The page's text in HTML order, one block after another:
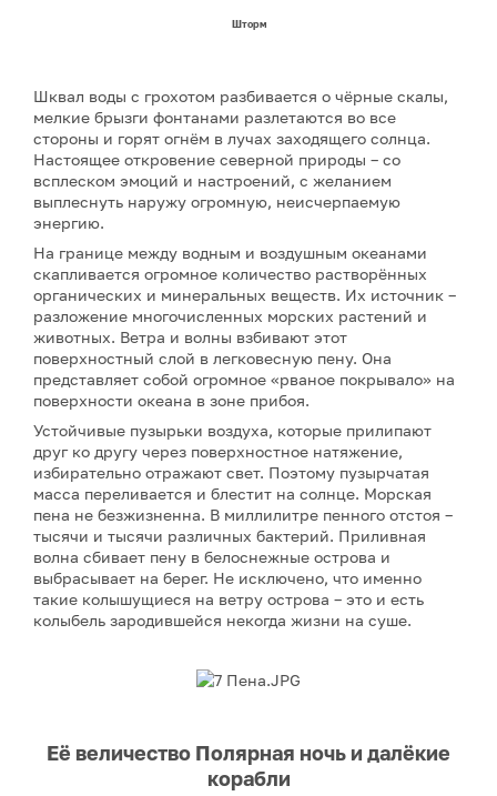
Шторм
Шквал воды с грохотом разбивается о чёрные скалы,
мелкие брызги фонтанами разлетаются во все
стороны и горят огнём в лучах заходящего солнца.
Настоящее откровение северной природы – со
всплеском эмоций и настроений, с желанием
выплеснуть наружу огромную, неисчерпаемую
энергию.
На границе между водным и воздушным океанами
скапливается огромное количество растворённых
органических и минеральных веществ. Их источник –
разложение многочисленных морских растений и
животных. Ветра и волны взбивают этот
поверхностный слой в легковесную пену. Она
представляет собой огромное «рваное покрывало» на
поверхности океана в зоне прибоя.
Устойчивые пузырьки воздуха, которые прилипают
друг ко другу через поверхностное натяжение,
избирательно отражают свет. Поэтому пузырчатая
масса переливается и блестит на солнце. Морская
пена не безжизненна. В миллилитре пенного отстоя –
тысячи и тысячи различных бактерий. Приливная
волна сбивает пену в белоснежные острова и
выбрасывает на берег. Не исключено, что именно
такие колышущиеся на ветру острова – это и есть
колыбель зародившейся некогда жизни на суше.
Её величество Полярная ночь и далёкие
корабли